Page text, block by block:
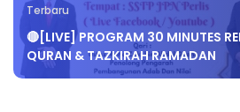
Terbaru
🔴[LIVE] PROGRAM 30 MINUTES
QURAN & TAZKIRAH RAMADAN